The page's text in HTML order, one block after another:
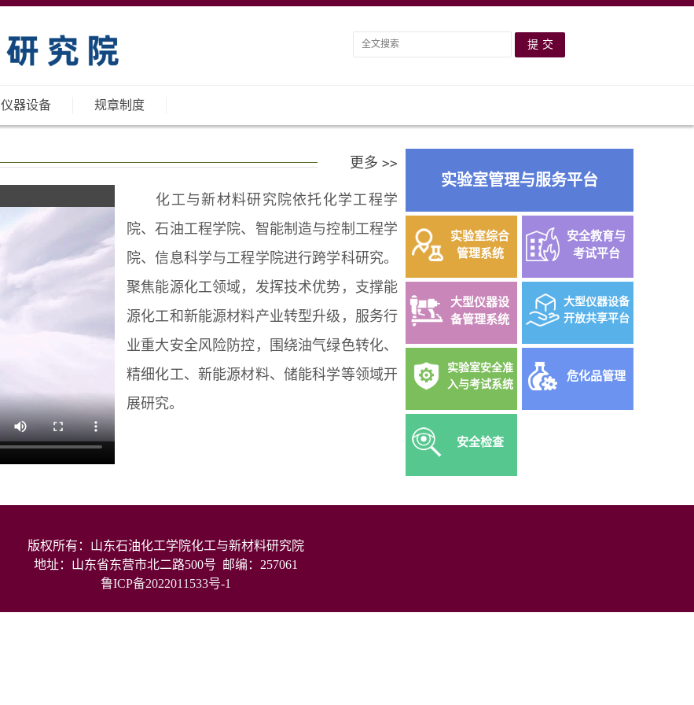
仪器设备 规章制度
更多 >>
化工与新材料研究院依托化学工程学
院、石油工程学院、智能制造与控制工程学
院、信息科学与工程学院进行跨学科研究。
聚焦能源化工领域，发挥技术优势，支撑能
源化工和新能源材料产业转型升级，服务行
业重大安全风险防控，围绕油气绿色转化、
精细化工、新能源材料、储能科学等领域开
展研究。
实验室管理与服务平台
实验室综合
管理系统
安全教育与
考试平台
大型仪器设
备管理系统
大型仪器设备
开放共享平台
实验室安全准
入与考试系统
危化品管理
安全检查
版权所有：山东石油化工学院化工与新材料研究院
地址：山东省东营市北二路500号 邮编：257061
鲁ICP备2022011533号-1